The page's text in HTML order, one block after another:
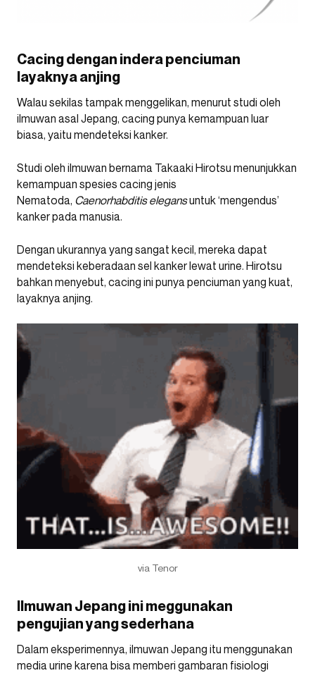
Cacing dengan indera penciuman
layaknya anjing
Walau sekilas tampak menggelikan, menurut studi oleh
ilmuwan asal Jepang, cacing punya kemampuan luar
biasa, yaitu mendeteksi kanker.
Studi oleh ilmuwan bernama Takaaki Hirotsu menunjukkan
kemampuan spesies cacing jenis
Nematoda, Caenorhabditis elegansuntuk ‘mengendus’
kanker pada manusia.
Dengan ukurannya yang sangat kecil, mereka dapat
mendeteksi keberadaan sel kanker lewat urine. Hirotsu
bahkan menyebut, cacing ini punya penciuman yang kuat,
layaknya anjing.
via Tenor
Ilmuwan Jepang ini meggunakan
pengujian yang sederhana
Dalam eksperimennya, ilmuwan Jepang itu menggunakan
media urine karena bisa memberi gambaran fisiologi